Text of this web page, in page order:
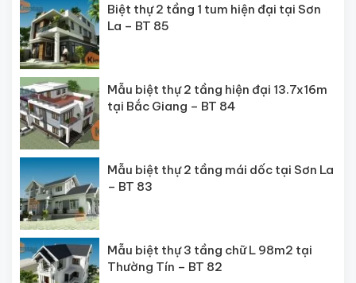
Biệt thự 2 tầng 1 tum hiện đại tại Sơn
La – BT 85
Mẫu biệt thự 2 tầng hiện đại 13.7x16m
tại Bắc Giang – BT 84
Mẫu biệt thự 2 tầng mái dốc tại Sơn La
– BT 83
Mẫu biệt thự 3 tầng chữ L 98m2 tại
Thường Tín – BT 82